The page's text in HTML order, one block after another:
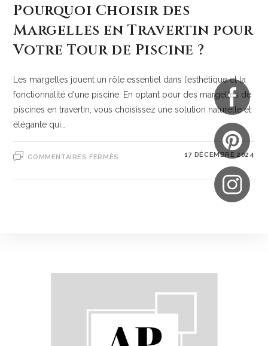
Pourquoi Choisir des
Margelles en Travertin pour
Votre Tour de Piscine ?
Les margelles jouent un rôle essentiel dans l’esthétique et la
fonctionnalité d'une piscine. En optant pour des margelles de
piscines en travertin, vous choisissez une solution naturelle et
élégante qui…
COMMENTAIRES FERMÉS 17 DÉCEMBRE 2024